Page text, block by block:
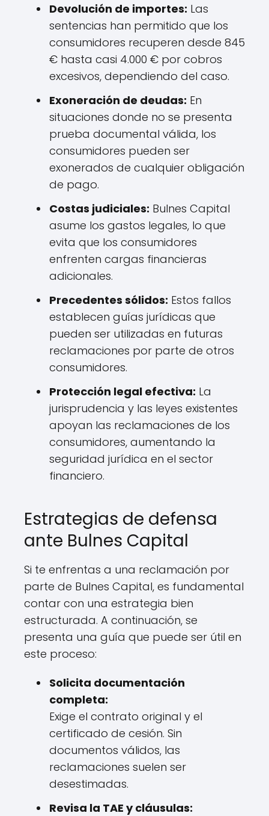
Devolución de importes: Las
sentencias han permitido que los
consumidores recuperen desde 845
€ hasta casi 4.000 € por cobros
excesivos, dependiendo del caso.
Exoneración de deudas: En
situaciones donde no se presenta
prueba documental válida, los
consumidores pueden ser
exonerados de cualquier obligación
de pago.
Costas judiciales: Bulnes Capital
asume los gastos legales, lo que
evita que los consumidores
enfrenten cargas financieras
adicionales.
Precedentes sólidos: Estos fallos
establecen guías jurídicas que
pueden ser utilizadas en futuras
reclamaciones por parte de otros
consumidores.
Protección legal efectiva: La
jurisprudencia y las leyes existentes
apoyan las reclamaciones de los
consumidores, aumentando la
seguridad jurídica en el sector
financiero.
Estrategias de defensa
ante Bulnes Capital
Si te enfrentas a una reclamación por
parte de Bulnes Capital, es fundamental
contar con una estrategia bien
estructurada. A continuación, se
presenta una guía que puede ser útil en
este proceso:
Solicita documentación
completa:
Exige el contrato original y el
certificado de cesión. Sin
documentos válidos, las
reclamaciones suelen ser
desestimadas.
Revisa la TAE y cláusulas: